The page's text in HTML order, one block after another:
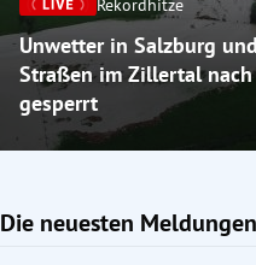
Unwetter in Salzburg
Straßen im Zillertal
gesperrt
Die neuesten Meldungen